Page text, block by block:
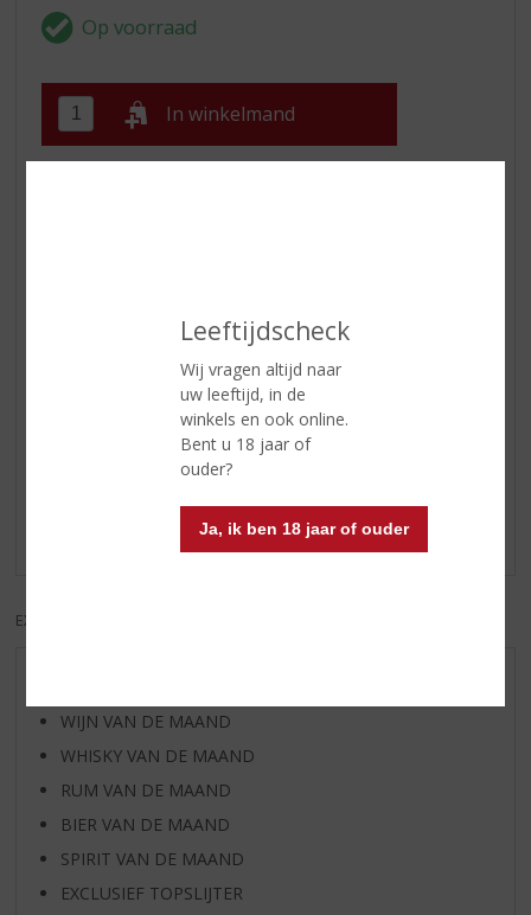
Leeftijdscheck
Wij vragen altijd naar
uw leeftijd, in de
winkels en ook online.
Bent u 18 jaar of
ouder?
Ja, ik ben 18 jaar of ouder
In winkelmand
8.4% vol
Er zijn nog geen reviews geplaatst voor dit product
EXCL. BTW
WIJN VAN DE MAAND
WHISKY VAN DE MAAND
RUM VAN DE MAAND
BIER VAN DE MAAND
SPIRIT VAN DE MAAND
EXCLUSIEF TOPSLIJTER